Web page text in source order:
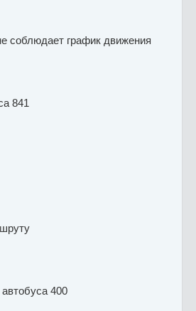
соблюдает график движения
841
400